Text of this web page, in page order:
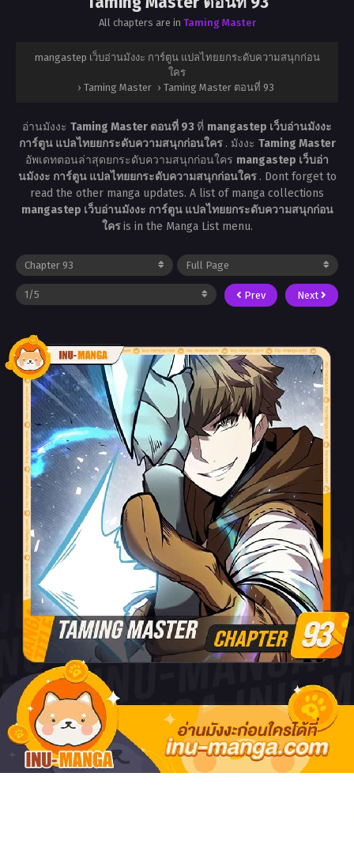
All chapters are in Taming Master
mangastep เว็บอ่านมังงะ การ์ตูน แปลไทยยกระดับความสนุกก่อน
ใคร
› Taming Master › Taming Master ตอนที่ 93
อ่านมังงะ Taming Master ตอนที่ 93ที่ mangastep เว็บอ่านมังงะ
การ์ตูน แปลไทยยกระดับความสนุกก่อนใคร . มังงะ Taming Master
อัพเดทตอนล่าสุดยกระดับความสนุกก่อนใคร mangastep เว็บอ่า
นมังงะ การ์ตูน แปลไทยยกระดับความสนุกก่อนใคร . Dont forget to
read the other manga updates. A list of manga collections
mangastep เว็บอ่านมังงะ การ์ตูน แปลไทยยกระดับความสนุกก่อน
ใครis in the Manga List menu.
Prev Next